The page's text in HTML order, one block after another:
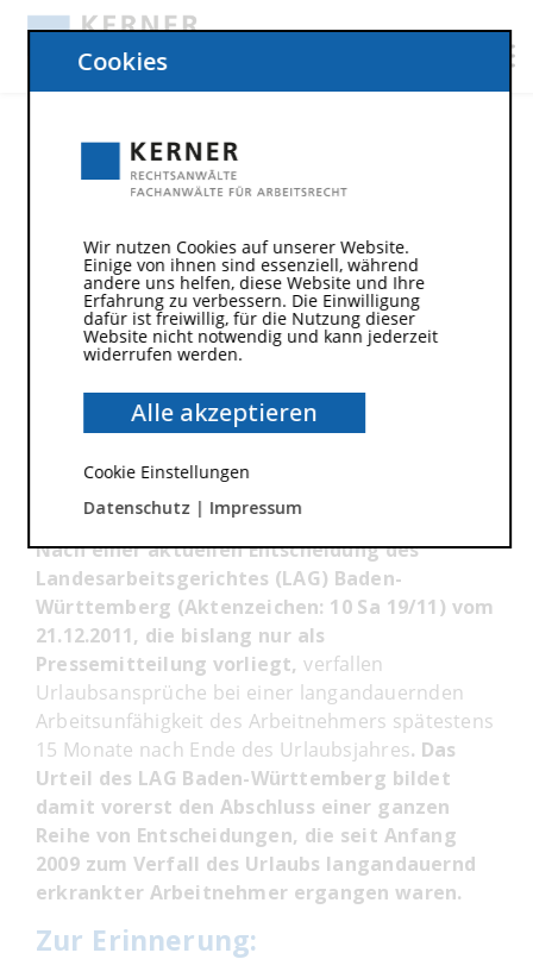
Urlaubsverfall bei Erkrankung
nach 15 Monaten?
Nach einer aktuellen Entscheidung des
Landesarbeitsgerichtes (LAG) Baden-
Württemberg (Aktenzeichen: 10 Sa 19/11) vom
21.12.2011, die bislang nur als
Pressemitteilung vorliegt,verfallen
Urlaubsansprüche bei einer langandauernden
Arbeitsunfähigkeit des Arbeitnehmers spätestens
15 Monate nach Ende des Urlaubsjahres. Das
Urteil des LAG Baden-Württemberg bildet
damit vorerst den Abschluss einer ganzen
Reihe von Entscheidungen, die seit Anfang
2009 zum Verfall des Urlaubs langandauernd
erkrankter Arbeitnehmer ergangen waren.
Zur Erinnerung:
Cookies
Wir nutzen Cookies auf unserer Website.
Einige von ihnen sind essenziell, während
andere uns helfen, diese Website und Ihre
Erfahrung zu verbessern. Die Einwilligung
dafür ist freiwillig, für die Nutzung dieser
Website nicht notwendig und kann jederzeit
widerrufen werden.
Alle akzeptieren
Cookie Einstellungen
Datenschutz| Impressum